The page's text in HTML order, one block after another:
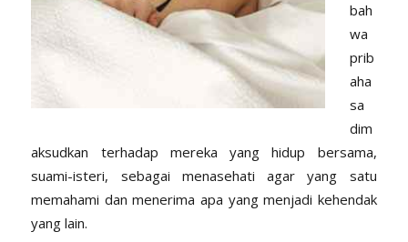
bah
wa
prib
aha
sa
dim
aksudkan terhadap mereka yang hidup bersama,
suami-isteri, sebagai menasehati agar yang satu
memahami dan menerima apa yang menjadi kehendak
yang lain.